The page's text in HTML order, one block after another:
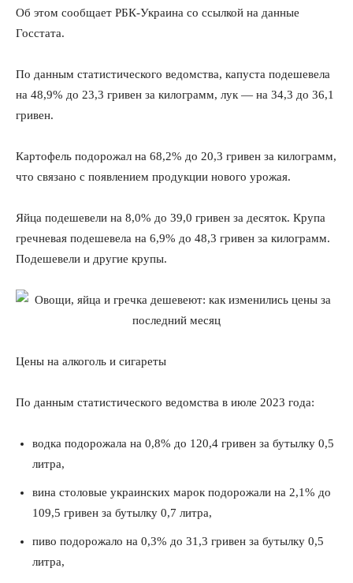
Об этом сообщает РБК-Украина со ссылкой на данные
Госстата.
По данным статистического ведомства, капуста подешевела
на 48,9% до 23,3 гривен за килограмм, лук — на 34,3 до 36,1
гривен.
Картофель подорожал на 68,2% до 20,3 гривен за килограмм,
что связано с появлением продукции нового урожая.
Яйца подешевели на 8,0% до 39,0 гривен за десяток. Крупа
гречневая подешевела на 6,9% до 48,3 гривен за килограмм.
Подешевели и другие крупы.
Цены на алкоголь и сигареты
По данным статистического ведомства в июле 2023 года:
водка подорожала на 0,8% до 120,4 гривен за бутылку 0,5
литра,
вина столовые украинских марок подорожали на 2,1% до
109,5 гривен за бутылку 0,7 литра,
пиво подорожало на 0,3% до 31,3 гривен за бутылку 0,5
литра,